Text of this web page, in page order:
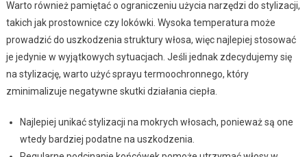
Warto również pamiętać o ograniczeniu użycia narzędzi do stylizacji,
takich jak prostownice czy lokówki. Wysoka temperatura może
prowadzić do uszkodzenia struktury włosa, więc najlepiej stosować
je jedynie w wyjątkowych sytuacjach. Jeśli jednak zdecydujemy się
na stylizację, warto użyć sprayu termoochronnego, który
zminimalizuje negatywne skutki działania ciepła.
Najlepiej unikać stylizacji na mokrych włosach, ponieważ są one
wtedy bardziej podatne na uszkodzenia.